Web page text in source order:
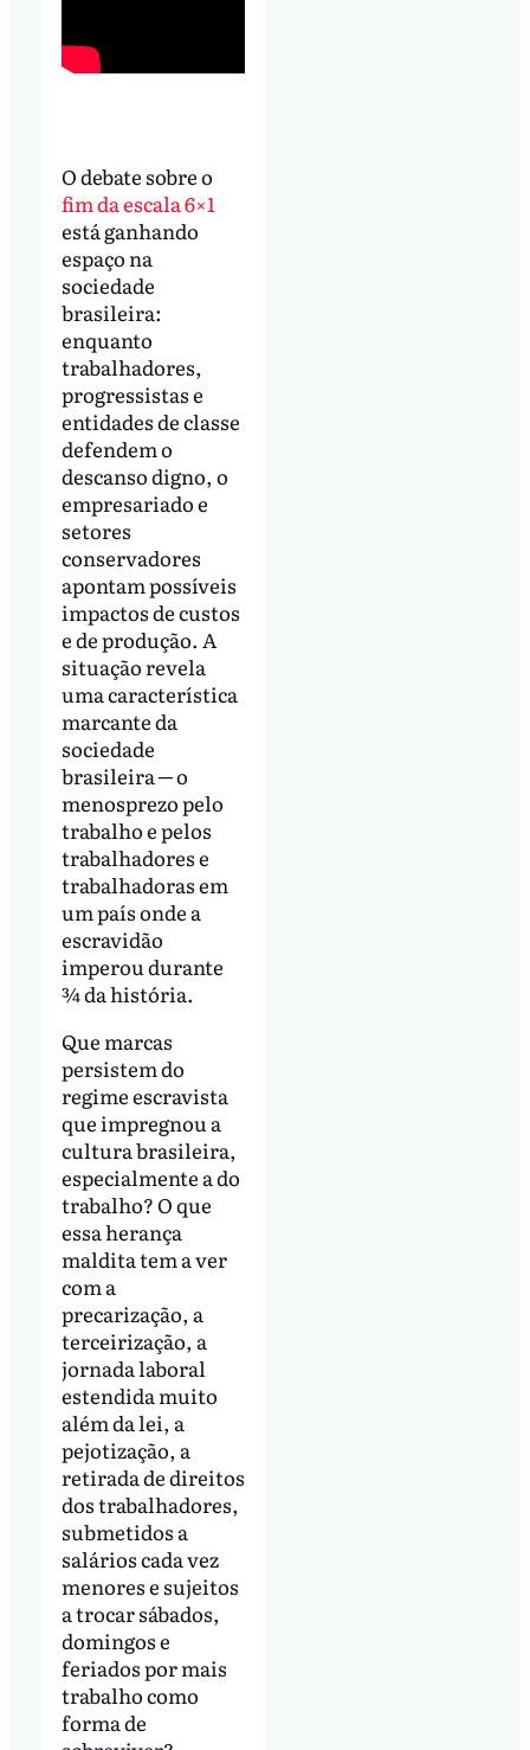
O debate sobre o
fim da escala 6×1
está ganhando
espaço na
sociedade
brasileira:
enquanto
trabalhadores,
progressistas e
entidades de classe
defendem o
descanso digno, o
empresariado e
setores
conservadores
apontam possíveis
impactos de custos
e de produção. A
situação revela
uma característica
marcante da
sociedade
brasileira ─ o
menosprezo pelo
trabalho e pelos
trabalhadores e
trabalhadoras em
um país onde a
escravidão
imperou durante
¾ da história.
Que marcas
persistem do
regime escravista
que impregnou a
cultura brasileira,
especialmente a do
trabalho? O que
essa herança
maldita tem a ver
com a
precarização, a
terceirização, a
jornada laboral
estendida muito
além da lei, a
pejotização, a
retirada de direitos
dos trabalhadores,
submetidos a
salários cada vez
menores e sujeitos
a trocar sábados,
domingos e
feriados por mais
trabalho como
forma de